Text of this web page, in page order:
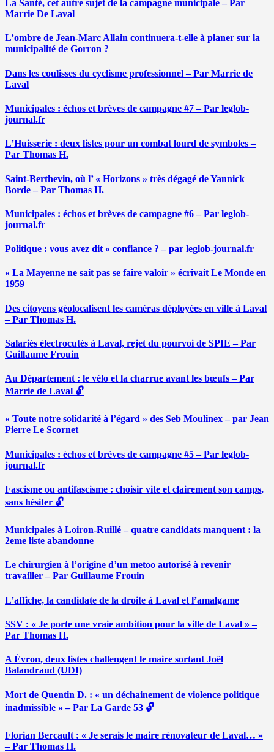
La Santé, cet autre sujet de la campagne municipale – Par
Marrie De Laval
L’ombre de Jean-Marc Allain continuera-t-elle à planer sur la
municipalité de Gorron ?
Dans les coulisses du cyclisme professionnel – Par Marrie de
Laval
Municipales : échos et brèves de campagne #7 – Par leglob-
journal.fr
L’Huisserie : deux listes pour un combat lourd de symboles –
Par Thomas H.
Saint-Berthevin, où l’ « Horizons » très dégagé de Yannick
Borde – Par Thomas H.
Municipales : échos et brèves de campagne #6 – Par leglob-
journal.fr
Politique : vous avez dit « confiance ? – par leglob-journal.fr
« La Mayenne ne sait pas se faire valoir » écrivait Le Monde en
1959
Des citoyens géolocalisent les caméras déployées en ville à Laval
– Par Thomas H.
Salariés électrocutés à Laval, rejet du pourvoi de SPIE – Par
Guillaume Frouin
Au Département : le vélo et la charrue avant les bœufs – Par
Marrie de Laval 🔓
« Toute notre solidarité à l’égard » des Seb Moulinex – par Jean
Pierre Le Scornet
Municipales : échos et brèves de campagne #5 – Par leglob-
journal.fr
Fascisme ou antifascisme : choisir vite et clairement son camps,
sans hésiter 🔓
Municipales à Loiron-Ruillé – quatre candidats manquent : la
2eme liste abandonne
Le chirurgien à l’origine d’un metoo autorisé à revenir
travailler – Par Guillaume Frouin
L’affiche, la candidate de la droite à Laval et l’amalgame
SSV : « Je porte une vraie ambition pour la ville de Laval » –
Par Thomas H.
A Évron, deux listes challengent le maire sortant Joël
Balandraud (UDI)
Mort de Quentin D. : « un déchainement de violence politique
inadmissible » – Par La Garde 53 🔓
Florian Bercault : « Je serais le maire rénovateur de Laval… »
– Par Thomas H.